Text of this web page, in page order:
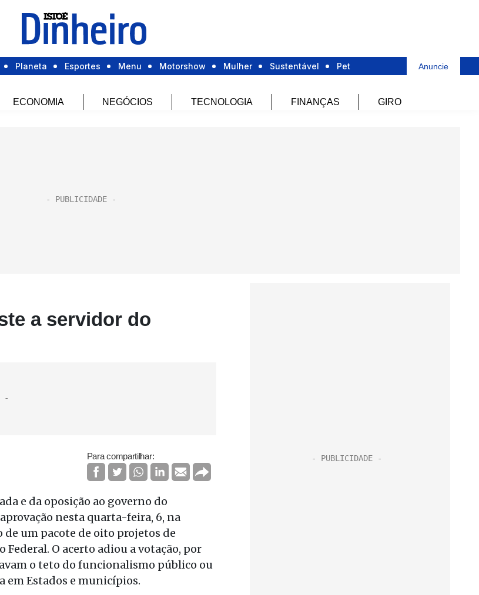
Planeta Esportes Menu Motorshow Mulher Sustentável Pet Anuncie
ECONOMIA NEGÓCIOS TECNOLOGIA FINANÇAS GIRO
a servidor do
Para compartilhar:
e da oposição ao governo do
nesta quarta-feira, 6, na
de um pacote de oito projetos de
O acerto adiou a votação, por
o teto do funcionalismo público ou
em Estados e municípios.